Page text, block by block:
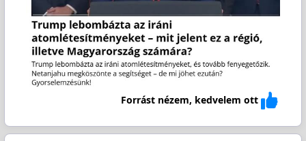
Forrást nézem, kedvelem ott